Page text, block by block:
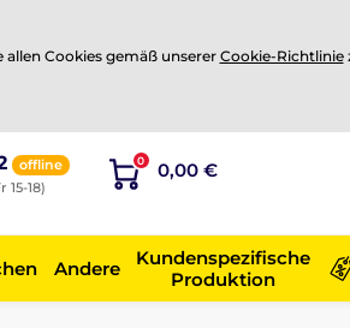
offline
15-18)
0 0,00 €
Andere
Kundenspezifische
Produktion
Cookies gemäß unserer Cookie-Richtlinie